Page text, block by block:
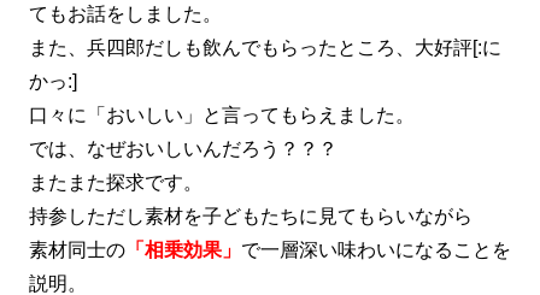
てもお話をしました。
また、兵四郎だしも飲んでもらったところ、大好評[:に
かっ:]
口々に「おいしい」と言ってもらえました。
では、なぜおいしいんだろう？？？
またまた探求です。
持参しただし素材を子どもたちに見てもらいながら
素材同士の「相乗効果」 で一層深い味わいになることを
説明。